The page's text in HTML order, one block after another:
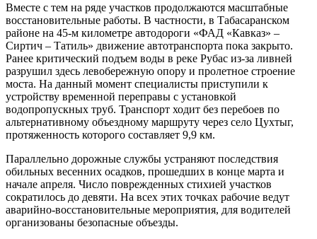
Вместе с тем на ряде участков продолжаются масштабные
восстановительные работы. В частности, в Табасаранском
районе на 45-м километре автодороги «ФАД «Кавказ» –
Сиртич – Татиль» движение автотранспорта пока закрыто.
Ранее критический подъем воды в реке Рубас из-за ливней
разрушил здесь левобережную опору и пролетное строение
моста. На данный момент специалисты приступили к
устройству временной переправы с установкой
водопропускных труб. Транспорт ходит без перебоев по
альтернативному объездному маршруту через село Цухтыг,
протяженность которого составляет 9,9 км.
Параллельно дорожные службы устраняют последствия
обильных весенних осадков, прошедших в конце марта и
начале апреля. Число поврежденных стихией участков
сократилось до девяти. На всех этих точках рабочие ведут
аварийно-восстановительные мероприятия, для водителей
организованы безопасные объезды.